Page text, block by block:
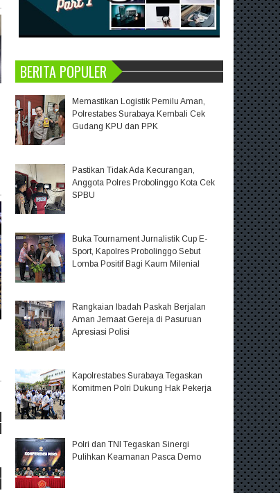
BERITA POPULER
Memastikan Logistik Pemilu Aman,
Polrestabes Surabaya Kembali Cek
Gudang KPU dan PPK
Pastikan Tidak Ada Kecurangan,
Anggota Polres Probolinggo Kota Cek
SPBU
Buka Tournament Jurnalistik Cup E-
Sport, Kapolres Probolinggo Sebut
Lomba Positif Bagi Kaum Milenial
Rangkaian Ibadah Paskah Berjalan
Aman Jemaat Gereja di Pasuruan
Apresiasi Polisi
Kapolrestabes Surabaya Tegaskan
Komitmen Polri Dukung Hak Pekerja
Polri dan TNI Tegaskan Sinergi
Pulihkan Keamanan Pasca Demo